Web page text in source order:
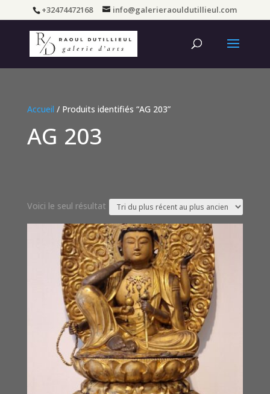
+32474472168 info@galerieraouldutillieul.com
Accueil / Produits identifiés “AG 203”
AG 203
Voici le seul résultat